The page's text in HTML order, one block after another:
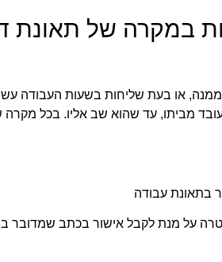
במקרה של תאונת
או בעת שליחות בשעות העבודה
מביתו, עד שהוא שב אליו. בכל
בתאונת עבודה
על מנת לקבל אישור בכתב שמדובר